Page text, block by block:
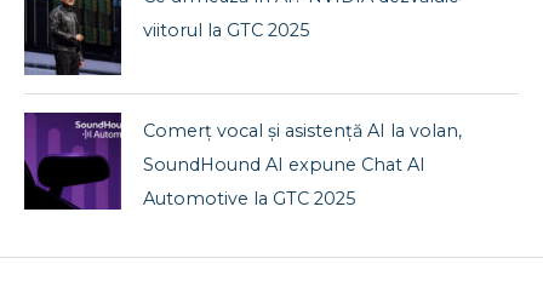
viitorul la GTC 2025
Comerț vocal și asistență AI la volan,
SoundHound AI expune Chat AI
Automotive la GTC 2025